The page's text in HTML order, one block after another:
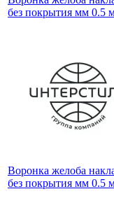
без покрытия мм 0.5
Воронка желоба
без покрытия мм 0.5